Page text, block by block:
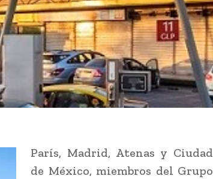
París, Madrid, Atenas y Ciudad
de México, miembros del Grupo